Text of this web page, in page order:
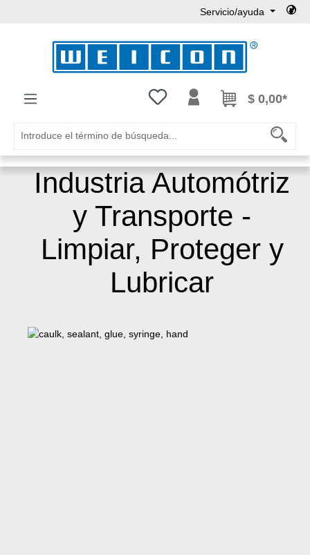
Servicio/ayuda
Tienes 0 artículos en tu lista de
$ 0,00*
Industria Automótriz
y Transporte -
Limpiar, Proteger y
Lubricar